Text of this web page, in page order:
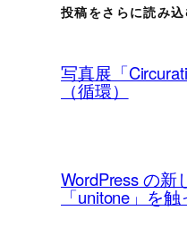
投稿をさらに読み
写真展「
（循環）
WordPress の新
「unitone」を